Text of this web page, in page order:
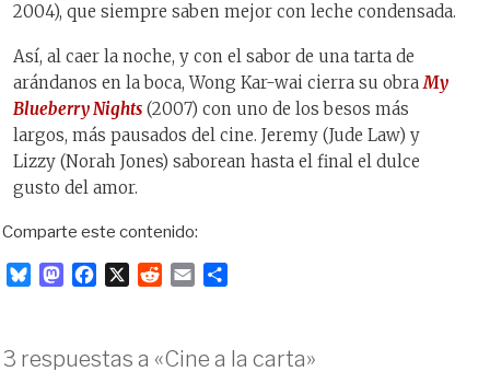
2004), que siempre saben mejor con leche condensada.
Así, al caer la noche, y con el sabor de una tarta de
arándanos en la boca, Wong Kar-wai cierra su obraMy
Blueberry Nights (2007) con uno de los besos más
largos, más pausados del cine. Jeremy (Jude Law) y
Lizzy (Norah Jones) saborean hasta el final el dulce
gusto del amor.
Comparte este contenido:
s
M
o
e
b
X
d
i
l
p
a
3 respuestas a «Cine a la carta»